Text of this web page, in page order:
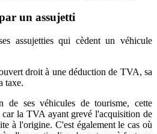
un assujetti
assujetties qui cèdent un véhicule
droit à une déduction de TVA, sa
taxe.
de ses véhicules de tourisme, cette
car la TVA ayant grevé l'acquisition de
à l'origine. C'est également le cas où